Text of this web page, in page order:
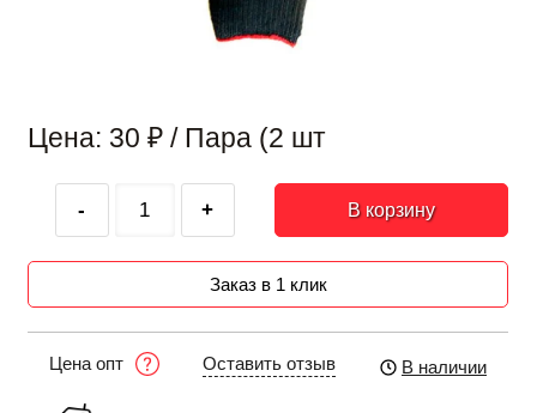
Цена: 30 ₽ / Пара (2 шт
- + В корзину
Заказ в 1 клик
Цена опт Оставить отзыв В наличии